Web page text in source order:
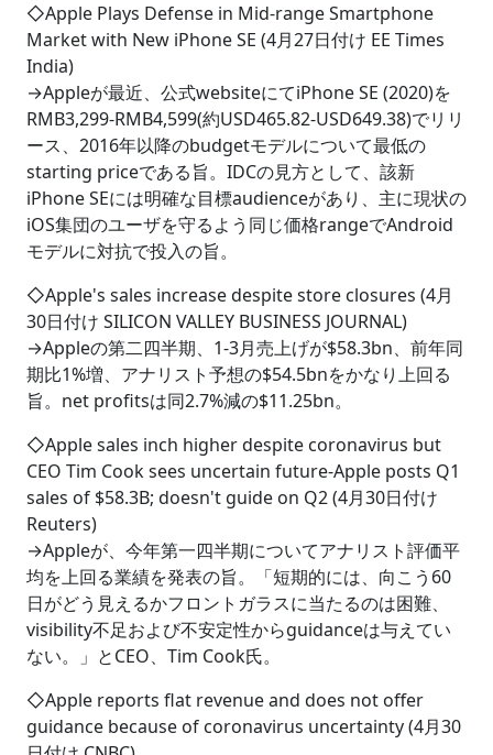
◇Apple Plays Defense in Mid-range Smartphone
Market with New iPhone SE (4月27日付け EE Times
India)
→Appleが最近、公式websiteにてiPhone SE (2020)を
RMB3,299-RMB4,599(約USD465.82-USD649.38)でリリ
ース、2016年以降のbudgetモデルについて最低の
starting priceである旨。IDCの見方として、該新
iPhone SEには明確な目標audienceがあり、主に現状の
iOS集団のユーザを守るよう同じ価格rangeでAndroid
モデルに対抗で投入の旨。
◇Apple's sales increase despite store closures (4月
30日付け SILICON VALLEY BUSINESS JOURNAL)
→Appleの第二四半期、1-3月売上げが$58.3bn、前年同
期比1%増、アナリスト予想の$54.5bnをかなり上回る
旨。net profitsは同2.7%減の$11.25bn。
◇Apple sales inch higher despite coronavirus but
CEO Tim Cook sees uncertain future-Apple posts Q1
sales of $58.3B; doesn't guide on Q2 (4月30日付け
Reuters)
→Appleが、今年第一四半期についてアナリスト評価平
均を上回る業績を発表の旨。「短期的には、向こう60
日がどう見えるかフロントガラスに当たるのは困難、
visibility不足および不安定性からguidanceは与えてい
ない。」とCEO、Tim Cook氏。
◇Apple reports flat revenue and does not offer
guidance because of coronavirus uncertainty (4月30